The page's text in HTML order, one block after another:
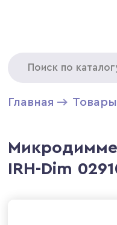
Главная
IRH-Dim